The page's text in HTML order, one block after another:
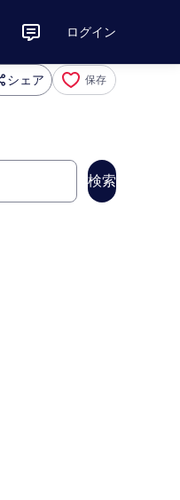
ログイン
シェア 保存
検索